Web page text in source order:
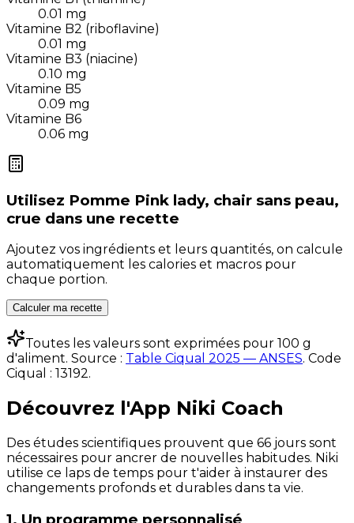
0.01 mg
Vitamine B2 (riboflavine)
0.01 mg
Vitamine B3 (niacine)
0.10 mg
Vitamine B5
0.09 mg
Vitamine B6
0.06 mg
Utilisez Pomme Pink lady, chair sans peau,
crue dans une recette
Ajoutez vos ingrédients et leurs quantités, on calcule
automatiquement les calories et macros pour
chaque portion.
Calculer ma recette
Toutes les valeurs sont exprimées pour 100 g
d'aliment. Source : Table Ciqual 2025 — ANSES. Code
Ciqual : 13192.
Découvrez l'App Niki Coach
Des études scientifiques prouvent que 66 jours sont
nécessaires pour ancrer de nouvelles habitudes. Niki
utilise ce laps de temps pour t'aider à instaurer des
changements profonds et durables dans ta vie.
1. Un programme personnalisé